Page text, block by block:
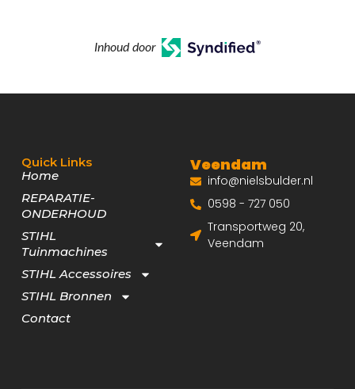
Inhoud door
Quick Links
Home
REPARATIE-
ONDERHOUD
STIHL
Tuinmachines
STIHL Accessoires
STIHL Bronnen
Contact
Veendam
info@nielsbulder.nl
0598 - 727 050
Transportweg 20,
Veendam